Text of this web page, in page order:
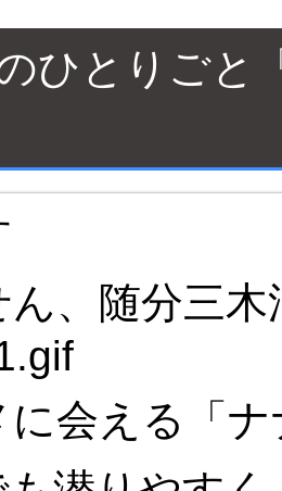
ひとりごと
、随分三
に会える「